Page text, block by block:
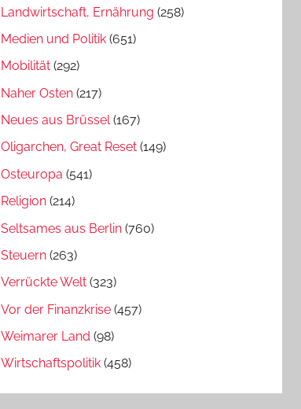
Landwirtschaft, Ernährung (258)
Medien und Politik (651)
Mobilität (292)
Naher Osten (217)
Neues aus Brüssel(167)
Oligarchen, Great Reset (149)
Osteuropa (541)
Religion (214)
Seltsames aus Berlin (760)
Steuern (263)
Verrückte Welt (323)
Vor der Finanzkrise (457)
Weimarer Land (98)
Wirtschaftspolitik (458)